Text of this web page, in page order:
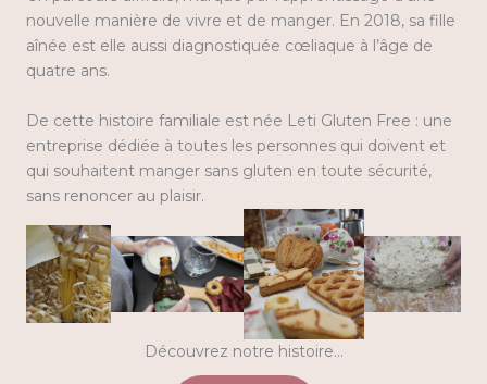
nouvelle manière de vivre et de manger. En 2018, sa fille
aînée est elle aussi diagnostiquée cœliaque à l’âge de
quatre ans.
De cette histoire familiale est née Leti Gluten Free : une
entreprise dédiée à toutes les personnes qui doivent et
qui souhaitent manger sans gluten en toute sécurité,
sans renoncer au plaisir.
Découvrez notre histoire…